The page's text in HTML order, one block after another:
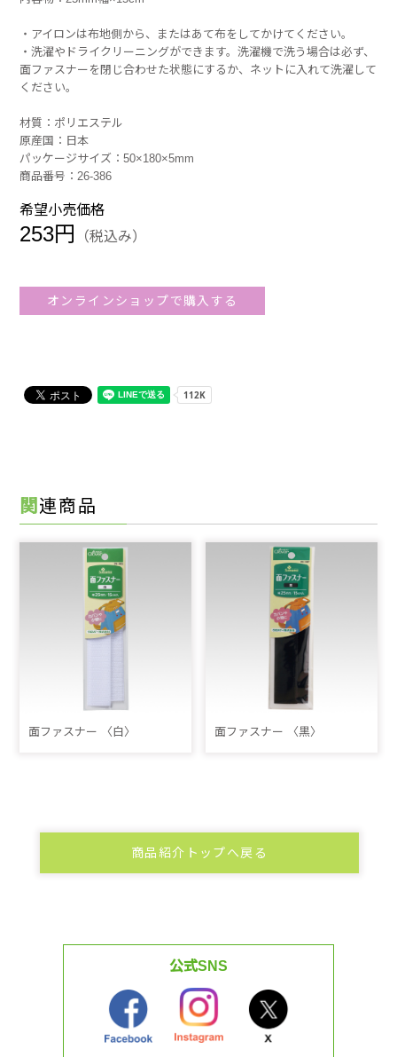
・アイロンは布地側から、またはあて布をしてかけてください。
・洗濯やドライクリーニングができます。洗濯機で洗う場合は必ず、
面ファスナーを閉じ合わせた状態にするか、ネットに入れて洗濯して
ください。
材質：ポリエステル
原産国：日本
パッケージサイズ：50×180×5mm
商品番号：26-386
希望小売価格
253円 （税込み）
オンラインショップで購入する
関連商品
面ファスナー 〈白〉 面ファスナー 〈黒〉
商品紹介トップへ戻る
公式SNS